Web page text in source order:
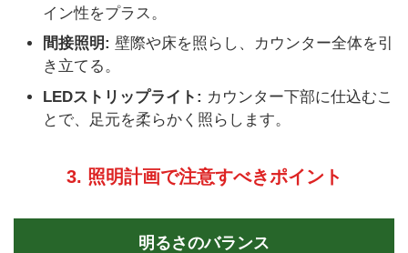
イン性をプラス。
間接照明: 壁際や床を照らし、カウンター全体を引
き立てる。
LEDストリップライト: カウンター下部に仕込むこ
とで、足元を柔らかく照らします。
3. 照明計画で注意すべきポイント
明るさのバランス